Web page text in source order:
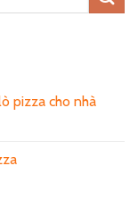
pizza cho nhà